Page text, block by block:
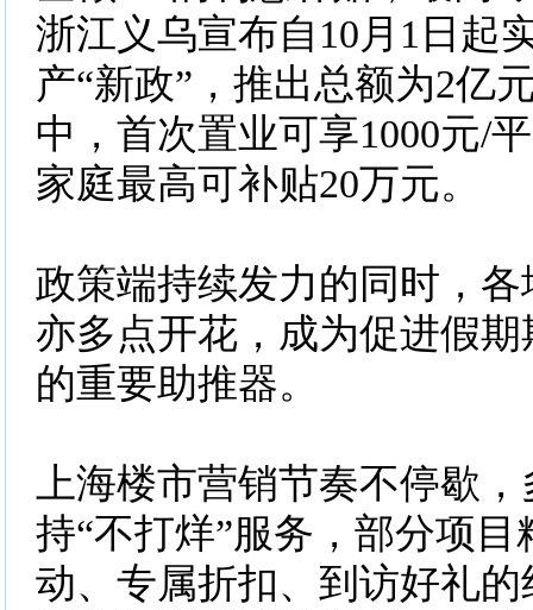
浙江义乌宣布自10月1日起
产“新政”，推出总额为2亿
中，首次置业可享1000元/
家庭最高可补贴20万元
政策端持续发力的同时，
亦多点开花，成为促进假
的重要助推器。
上海楼市营销节奏不停歇
持“不打烊”服务，部分项
动、专属折扣、到访好礼